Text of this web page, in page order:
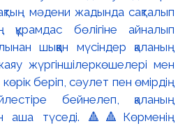
мәдени жадында сақталып
құрамдас бөлігіне айналып
шыққан мүсіндер қаланың
жүргіншілеркөшелері мен
көрік беріп, сәулет пен өмірдің
бейнелеп, қаланың
аша түседі. 🔺🔺Көрменің